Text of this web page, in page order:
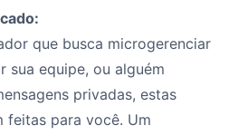
que busca microgerenciar
sua equipe, ou alguém
privadas, estas
feitas para você. Um